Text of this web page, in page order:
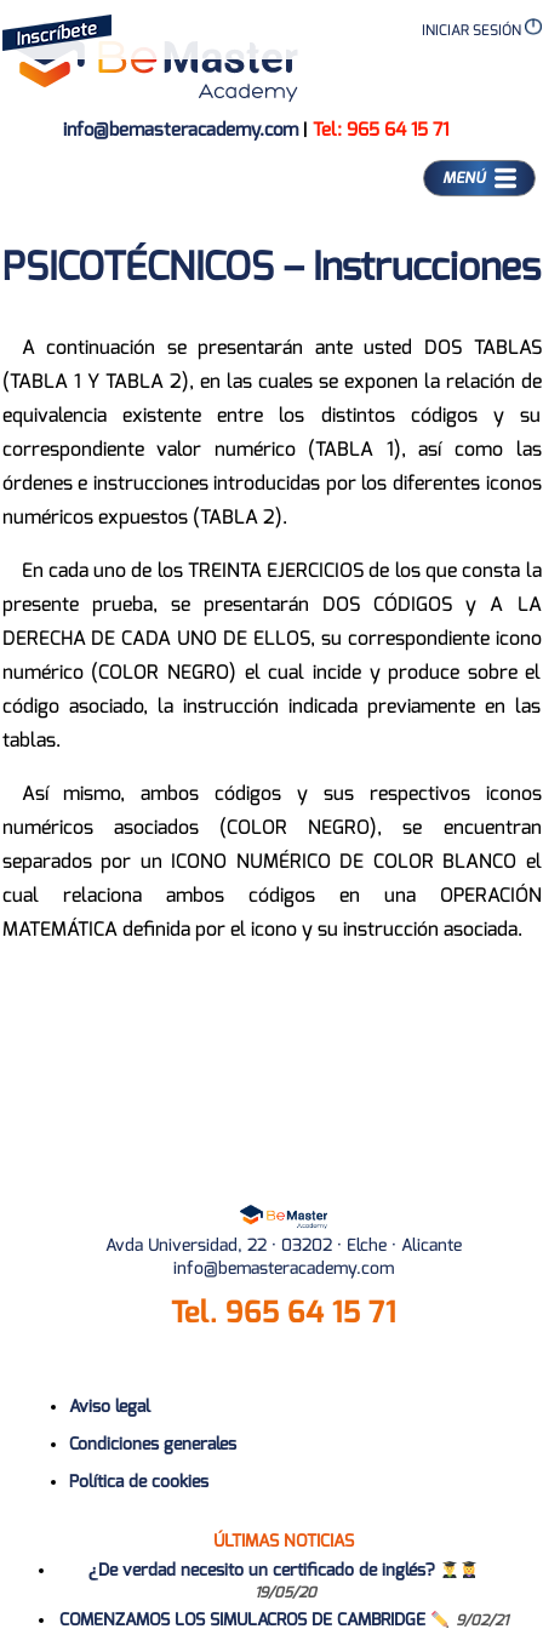
INICIAR SESIÓN
info@bemasteracademy.com| Tel: 965 64 15 71
MENÚ
PSICOTÉCNICOS – Instrucciones
A continuación se presentarán ante usted DOS TABLAS
(TABLA 1 Y TABLA 2), en las cuales se exponen la relación de
equivalencia existente entre los distintos códigos y su
correspondiente valor numérico (TABLA 1), así como las
órdenes e instrucciones introducidas por los diferentes iconos
numéricos expuestos (TABLA 2).
En cada uno de los TREINTA EJERCICIOS de los que consta la
presente prueba, se presentarán DOS CÓDIGOS y A LA
DERECHA DE CADA UNO DE ELLOS, su correspondiente icono
numérico (COLOR NEGRO) el cual incide y produce sobre el
código asociado, la instrucción indicada previamente en las
tablas.
Así mismo, ambos códigos y sus respectivos iconos
numéricos asociados (COLOR NEGRO), se encuentran
separados por un ICONO NUMÉRICO DE COLOR BLANCO el
cual relaciona ambos códigos en una OPERACIÓN
MATEMÁTICA definida por el icono y su instrucción asociada.
Avda Universidad, 22 · 03202 · Elche · Alicante
info@bemasteracademy.com
Tel. 965 64 15 71
Aviso legal
Condiciones generales
Política de cookies
ÚLTIMAS NOTICIAS
¿De verdad necesito un certificado de inglés?
19/05/20
COMENZAMOS LOS SIMULACROS DE CAMBRIDGE 9/02/21